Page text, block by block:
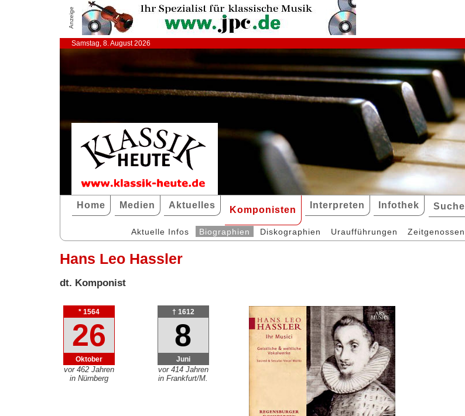
Anzeige
Samstag, 8. August 2026
Home Medien Aktuelles Komponisten Interpreten Infothek Suche
Aktuelle Infos Biographien Diskographien Uraufführungen Zeitgenossen
Hans Leo Hassler
dt. Komponist
* 1564
26
Oktober
vor 462 Jahren
in Nürnberg
† 1612
8
Juni
vor 414 Jahren
in Frankfurt/M.